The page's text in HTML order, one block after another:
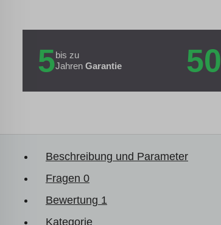
5bis zu
Jahren Garantie 50
Beschreibung und Parameter
Fragen 0
Bewertung 1
Kategorie